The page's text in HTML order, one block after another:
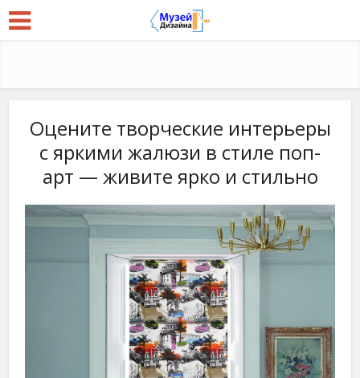
Оцените творческие интерьеры
с яркими жалюзи в стиле поп-
арт — живите ярко и стильно